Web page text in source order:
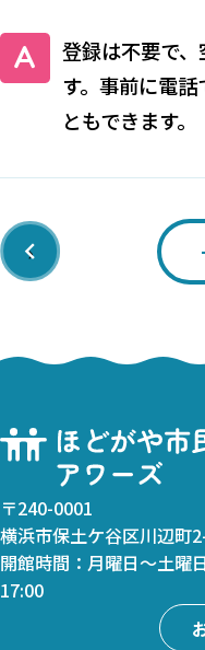
登録は不要で
す。事前に電
ともできます。
‹
〒240-0001
横浜市保土ケ谷区川辺町
開館時間：月曜日～土曜
17:00